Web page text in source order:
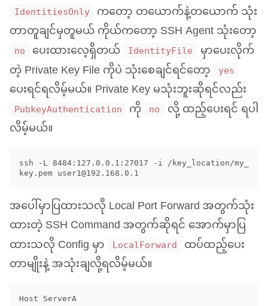
IdentitiesOnly
ကတော့ တယောက်နဲ့တယောက် သုံး
တာတူချင်မှတူမယ် ကိုယ်ကတော့SSHAgent သုံးတော့
no ပေးထားလေ့ရှိတယ် IdentityFile
မှာပေးလိုက်
တဲ့ Private Key File ကိုပဲ သုံးစေချင်ရင်တော့
yes
ပေးရင်ရလိမ့်မယ်။ Private Key မသုံးဘူးဆိုရင်လည်း
PubkeyAuthentication ကို no
လို့ ထည့်ပေးရင် ရပါ
လိမ့်မယ်။
ssh -L 8484:127.0.0.1:27017 -i /key_location/my_
key.pem user1@192.168.0.1
အပေါ်မှာပြထားသလို Local Port Forward အတွက်သုံး
ထားတဲ့SSHCommand အတွက်ဆိုရင် အောက်မှာပြ
ထားသလို Config မှာ
LocalForward
ထပ်ထည့်ပေး
တာမျိုးနဲ့ အသုံးချလို့ရလိမ့်မယ်။
Host ServerA